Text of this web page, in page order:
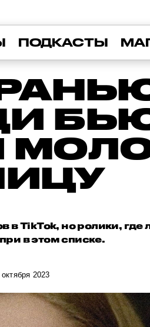
ПОДКАСТЫ
TikTok, но ролики, где
в этом списке.
2023